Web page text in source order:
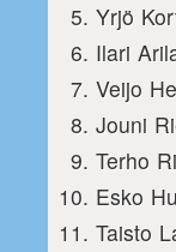
Yrjö
Ilari
Veijo
Jouni
Terho
Esko
Taisto